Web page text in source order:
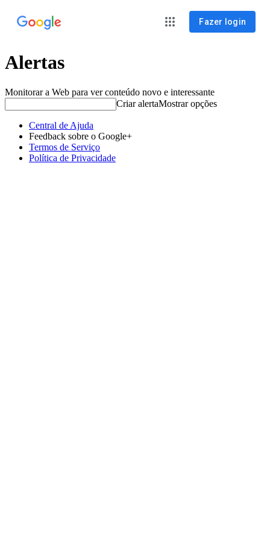
Fazer login
Alertas
Monitorar a Web para ver conteúdo novo e interessante
Criar alertaMostrar opções
Central de Ajuda
Feedback sobre o Google+
Termos de Serviço
Política de Privacidade